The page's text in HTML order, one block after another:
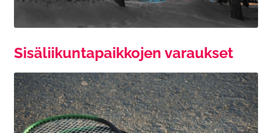
Sisäliikuntapaikkojen varaukset